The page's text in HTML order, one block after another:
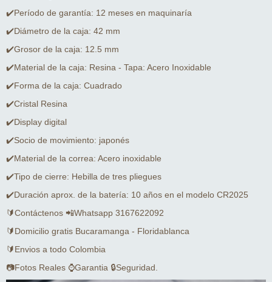
✔️Período de garantía: 12 meses en maquinaría
✔️Diámetro de la caja: 42 mm
✔️Grosor de la caja: 12.5 mm
✔️Material de la caja: Resina - Tapa: Acero Inoxidable
✔️Forma de la caja: Cuadrado
✔️Cristal Resina
✔️Display digital
✔️Socio de movimiento: japonés
✔️Material de la correa: Acero inoxidable
✔️Tipo de cierre: Hebilla de tres pliegues
✔️Duración aprox. de la batería: 10 años en el modelo CR2025
🔰Contáctenos 📲Whatsapp 3167622092
🔰Domicilio gratis Bucaramanga - Floridablanca
🔰Envios a todo Colombia
📷Fotos Reales ⌚Garantia 🔒Seguridad.